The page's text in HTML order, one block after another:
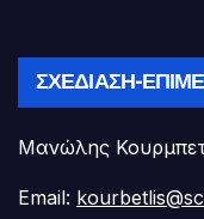
ΣΧΕΔΊΑΣΗ-
Μανώλης
Email: